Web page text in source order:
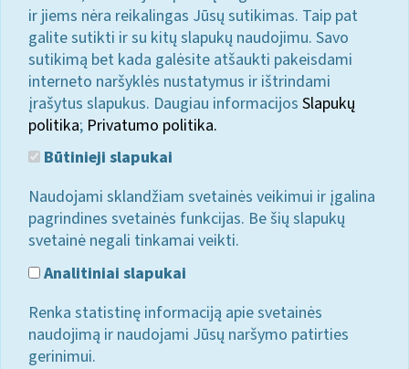
ir jiems nėra reikalingas Jūsų sutikimas. Taip pat
galite sutikti ir su kitų slapukų naudojimu. Savo
sutikimą bet kada galėsite atšaukti pakeisdami
interneto naršyklės nustatymus ir ištrindami
įrašytus slapukus. Daugiau informacijos Slapukų
politika; Privatumo politika.
Būtinieji slapukai
Naudojami sklandžiam svetainės veikimui ir įgalina
pagrindines svetainės funkcijas. Be šių slapukų
svetainė negali tinkamai veikti.
Analitiniai slapukai
Renka statistinę informaciją apie svetainės
naudojimą ir naudojami Jūsų naršymo patirties
gerinimui.